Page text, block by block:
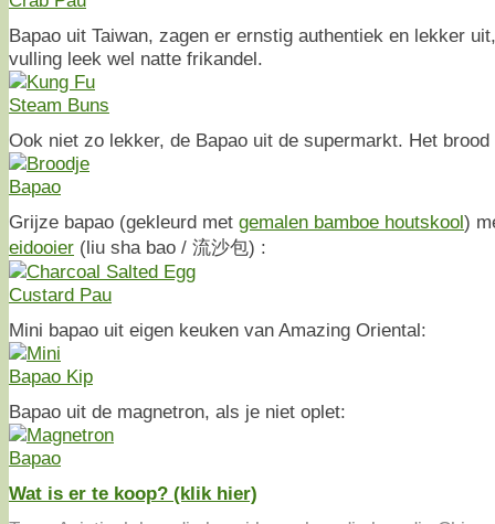
Bapao uit Taiwan, zagen er ernstig authentiek en lekker
vulling leek wel natte frikandel.
Ook niet zo lekker, de Bapao uit de supermarkt. Het
Grijze bapao (gekleurd met gemalen bamboe houtskool)
eidooier (liu sha bao / 流沙包) :
Mini bapao uit eigen keuken van Amazing Oriental:
Bapao uit de magnetron, als je niet oplet:
Wat is er te koop? (klik hier)